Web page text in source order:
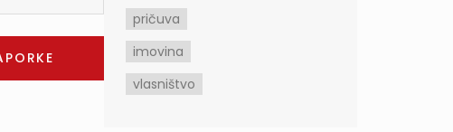
pričuva
imovina
vlasništvo